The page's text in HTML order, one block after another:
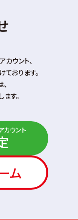
ウント、
おります。
す。
カウント
ム